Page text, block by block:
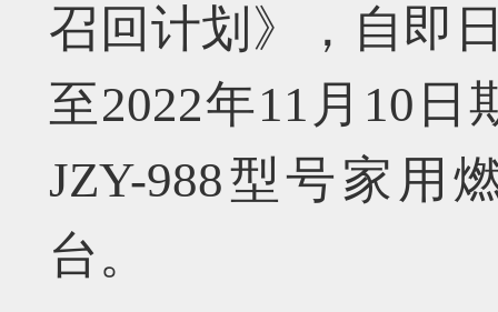
召回计划》，自即
至2022年11月10
JZY-988型号家用
台。